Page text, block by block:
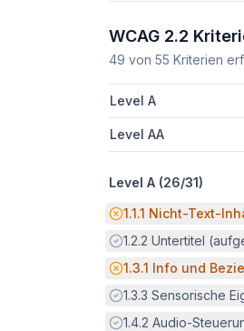
WCAG 2.2
49 von 55 Kriterien
Level A
Level AA
Level A (26/31)
Potenzielle
1.1.1 Nicht-Text-
Erfüllt:
1.2.2 Untertitel
Potenzielle
1.3.1 Info und
Erfüllt:
1.3.3 Sensorische
Erfüllt:
1.4.2 Audio-